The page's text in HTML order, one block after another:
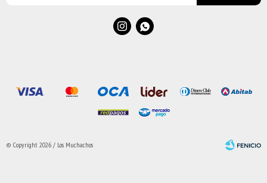
 
© Copyright 2026 / Los Muchachos